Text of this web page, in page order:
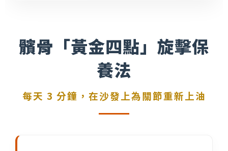
髕骨「黃金四點」旋擊保
養法
每天 3 分鐘，在沙發上為關節重新上油